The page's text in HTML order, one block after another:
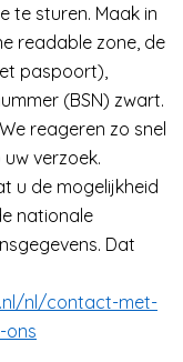
te sturen. Maak in
readable zone, de
paspoort),
(BSN) zwart.
reageren zo snel
verzoek.
u de mogelijkheid
nationale
Dat
nl/contact-met-
ons